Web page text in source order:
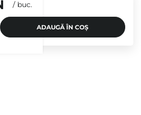
/ buc.
ADAUGĂ ÎN COȘ